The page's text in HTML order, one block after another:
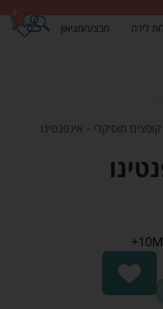
לידה מבצע/מציאון
0
מוסיקלי – אינפנטינו